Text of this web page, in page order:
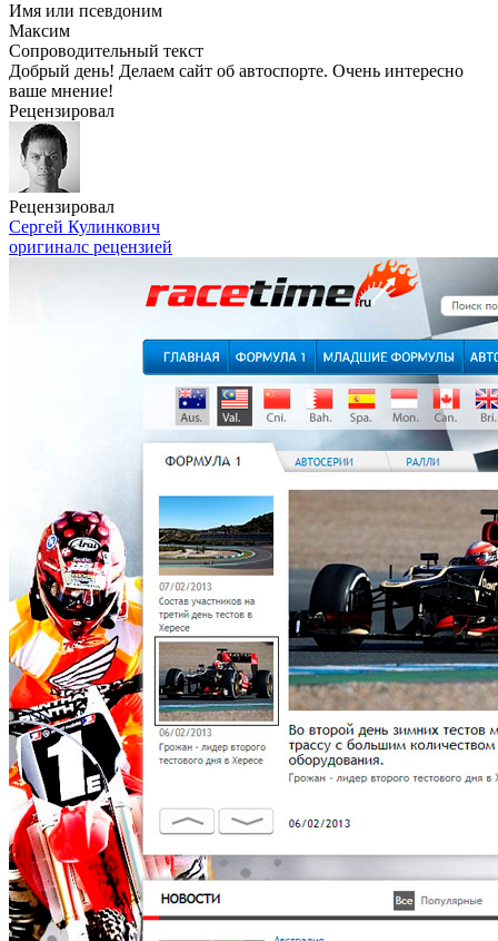
Имя или псевдоним
Максим
Сопроводительный текст
Добрый день! Делаем сайт об автоспорте. Очень интересно
ваше мнение!
Рецензировал
Рецензировал
Сергей Кулинкович
оригиналс рецензией